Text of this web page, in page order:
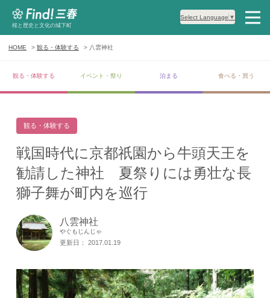
桜と歴史と文化の城下町
Select Language ▼
HOME 観る・体験する 八雲神社
観る・体験する イベント・祭り 泊まる 食べる・買う
観る・体験する
戦国時代に京都祇園から牛頭天王を
勧請した神社 夏祭りには勇壮な長
獅子舞が町内を巡行
八雲神社
やぐもじんじゃ
更新日： 2017.01.19